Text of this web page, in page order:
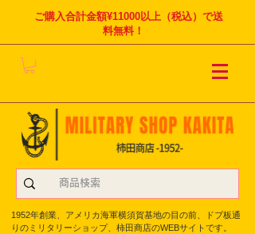
ご購入合計金額¥11000以上（税込）で送
料無料！
1952年創業、アメリカ海軍横須賀基地の目の前、ドブ板通
りのミリタリーショップ、柿田商店のWEBサイトです。